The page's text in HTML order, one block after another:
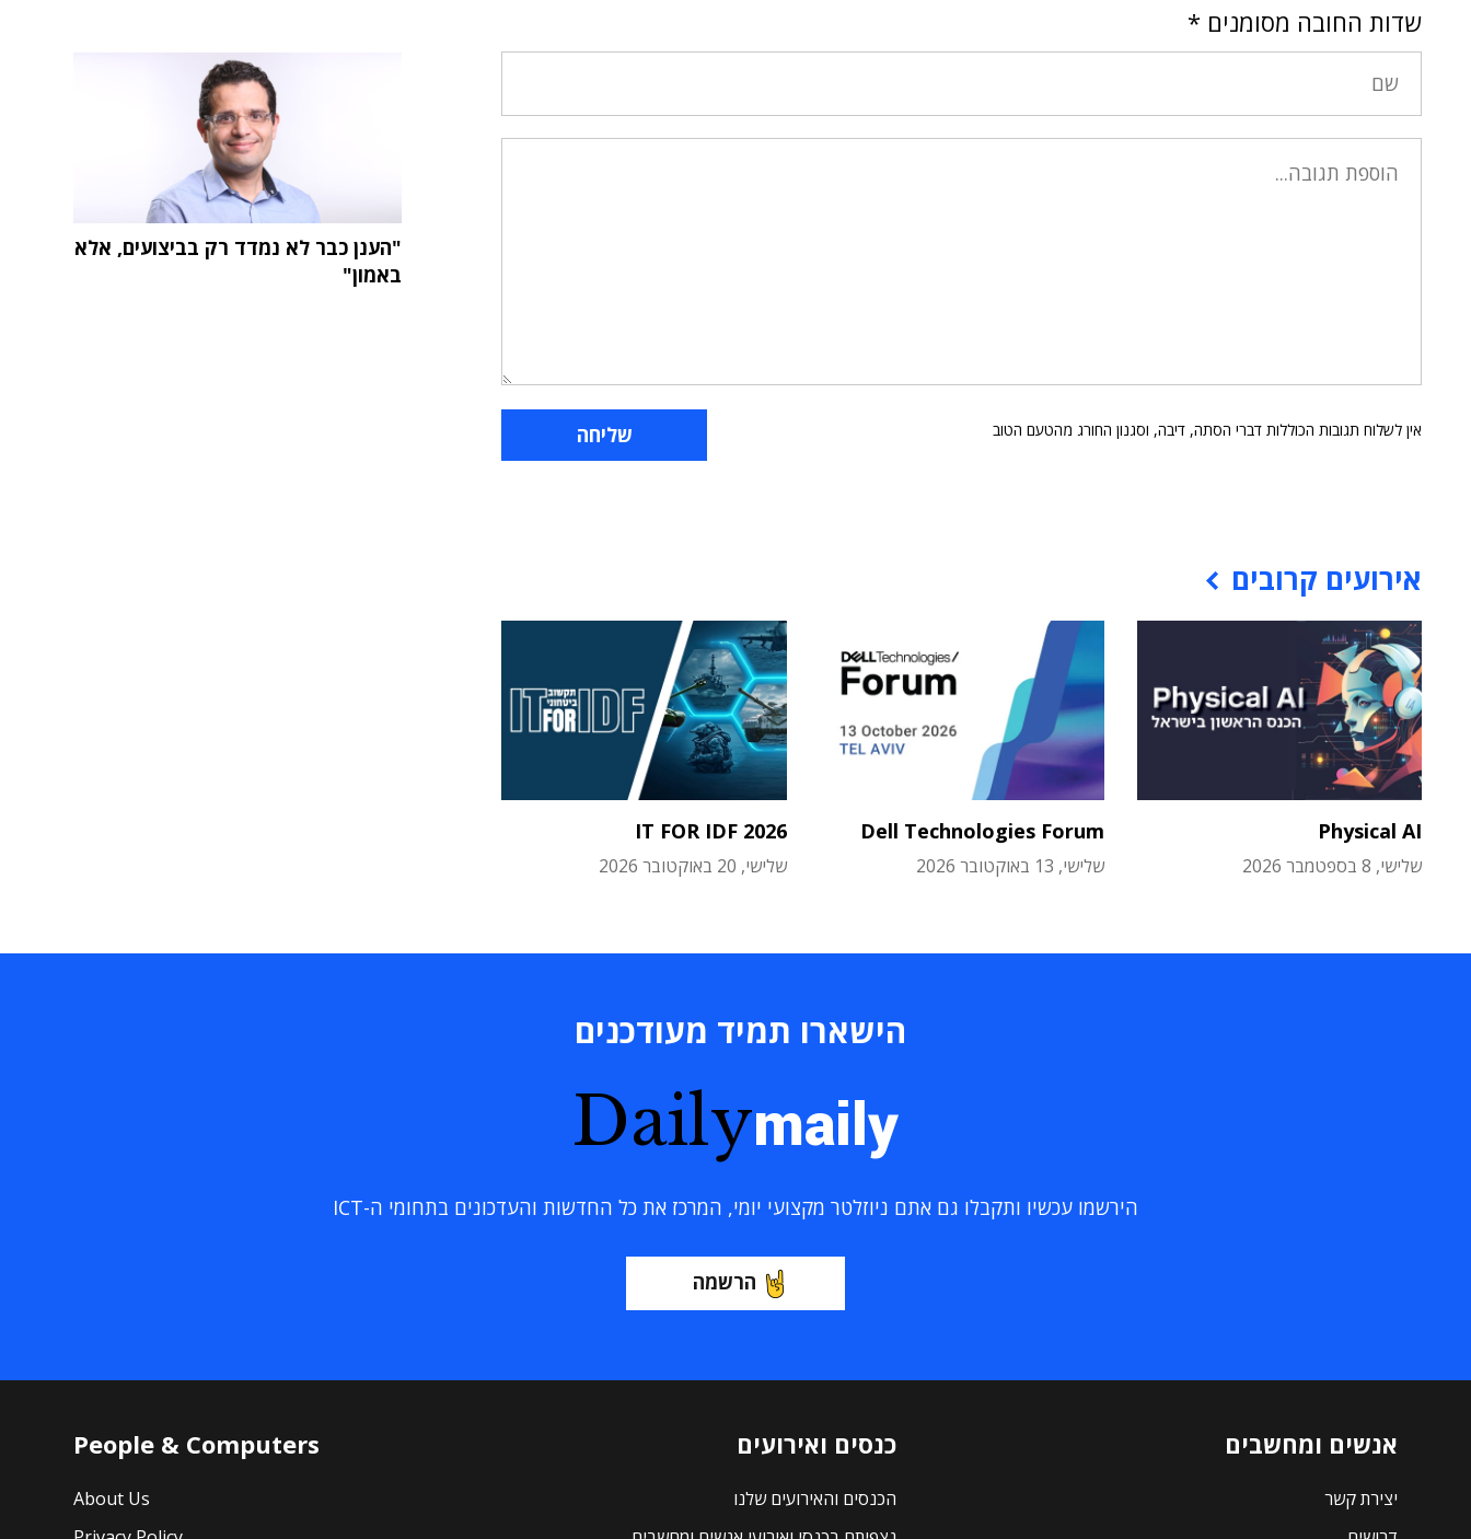
שדות החובה מסומנים *
אין לשלוח תגובות הכוללות דברי הסתה, דיבה, וסגנון החורג מהטעם הטוב
אירועים קרובים
Physical AI
שלישי, 8 בספטמבר 2026
Dell Technologies Forum
שלישי, 13 באוקטובר 2026
IT FOR IDF 2026
שלישי, 20 באוקטובר 2026
"הענן כבר לא נמדד רק בביצועים, אלא
באמון"
הישארו תמיד מעודכנים
Dailymaily
הירשמו עכשיו ותקבלו גם אתם ניוזלטר מקצועי יומי, המרכז את כל החדשות והעדכונים בתחומי ה-ICT
הרשמה
אנשים ומחשבים
יצירת קשר
כנסים ואירועים
הכנסים והאירועים שלנו
People & Computers
About Us